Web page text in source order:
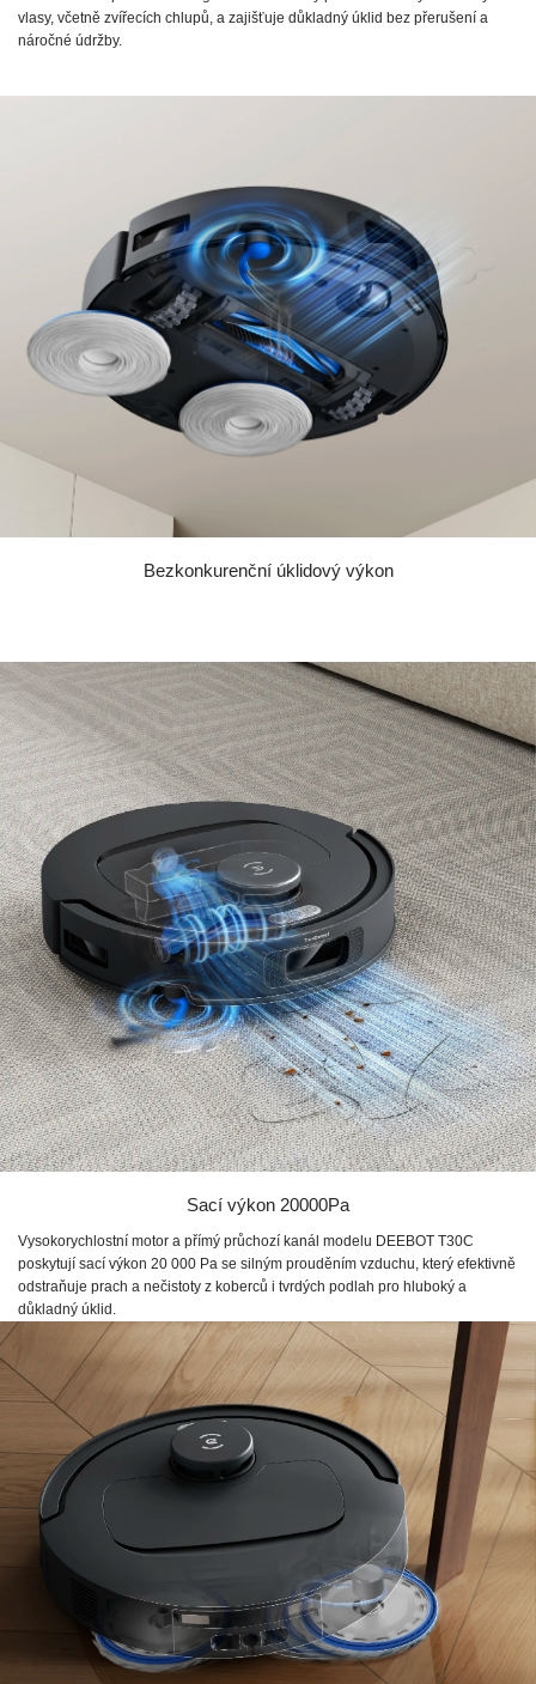
vlasy, včetně zvířecích chlupů, a zajišťuje důkladný úklid bez přerušení a
náročné údržby.
Bezkonkurenční úklidový výkon
Sací výkon 20000Pa
Vysokorychlostní motor a přímý průchozí kanál modelu DEEBOT T30C
poskytují sací výkon 20 000 Pa se silným prouděním vzduchu, který efektivně
odstraňuje prach a nečistoty z koberců i tvrdých podlah pro hluboký a
důkladný úklid.